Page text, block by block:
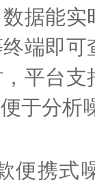
据能
端即
平台
于分析